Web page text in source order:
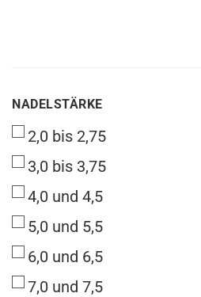
NADELSTÄRKE
NADELSTÄRKE
2,0 bis 2,75
3,0 bis 3,75
4,0 und 4,5
5,0 und 5,5
6,0 und 6,5
7,0 und 7,5